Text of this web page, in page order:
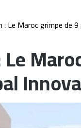
: Le Maroc grimpe de